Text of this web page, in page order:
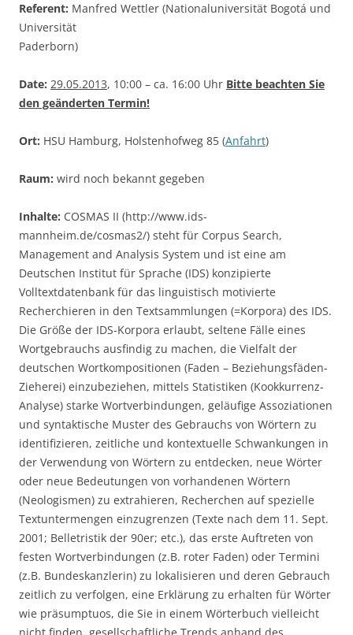
Referent: Manfred Wettler (Nationaluniversität Bogotá und
Universität
Paderborn)
Date: 29.05.2013, 10:00 – ca. 16:00 Uhr Bitte beachten Sie
den geänderten Termin!
Ort: HSU Hamburg, Holstenhofweg 85 (Anfahrt)
Raum: wird noch bekannt gegeben
Inhalte: COSMAS II (http://www.ids-
mannheim.de/cosmas2/) steht für Corpus Search,
Management and Analysis System und ist eine am
Deutschen Institut für Sprache (IDS) konzipierte
Volltextdatenbank für das linguistisch motivierte
Recherchieren in den Textsammlungen (=Korpora) des IDS.
Die Größe der IDS-Korpora erlaubt, seltene Fälle eines
Wortgebrauchs ausfindig zu machen, die Vielfalt der
deutschen Wortkompositionen (Faden – Beziehungsfäden-
Zieherei) einzubeziehen, mittels Statistiken (Kookkurrenz-
Analyse) starke Wortverbindungen, geläufige Assoziationen
und syntaktische Muster des Gebrauchs von Wörtern zu
identifizieren, zeitliche und kontextuelle Schwankungen in
der Verwendung von Wörtern zu entdecken, neue Wörter
oder neue Bedeutungen von vorhandenen Wörtern
(Neologismen) zu extrahieren, Recherchen auf spezielle
Textuntermengen einzugrenzen (Texte nach dem 11. Sept.
2001; Belletristik der 90er; etc.), das erste Auftreten von
festen Wortverbindungen (z.B. roter Faden) oder Termini
(z.B. Bundeskanzlerin) zu lokalisieren und deren Gebrauch
zeitlich zu verfolgen, eine Erklärung zu erhalten für Wörter
wie präsumptuos, die Sie in einem Wörterbuch vielleicht